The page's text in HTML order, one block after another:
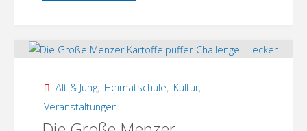
Alt & Jung, Heimatschule, Kultur,
Veranstaltungen